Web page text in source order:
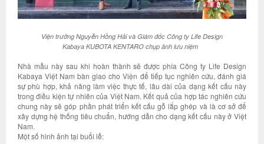
Viện trưởng Nguyễn Hồng Hải và Giám đốc Công ty Life Design
Kabaya KUBOTA KENTARO chụp ảnh lưu niệm
Nhà mẫu này sau khi hoàn thành sẽ được phía Công ty Life Design
Kabaya Việt Nam bàn giao cho Viện để tiếp tục nghiên cứu, đánh giá
sự phù hợp, khả năng làm việc thực tế, lâu dài của dạng kết cấu này
trong điều kiện tự nhiên của Việt Nam. Kết quả của hợp tác nghiên cứu
chung này sẽ góp phần phát triển kết cấu gỗ lắp ghép và là cơ sở để
xây dựng hệ thống tiêu chuẩn, hướng dẫn cho dạng kết cấu này ở Việt
Nam.
Một số hình ảnh tại buổi lễ: